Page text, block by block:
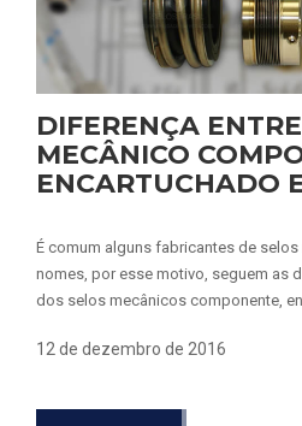
DIFERENÇA
MECÂNICO
ENCARTUCHADO
É comum alguns fabricantes de
nomes, por esse motivo, seguem as
dos selos mecânicos componente,
12 de dezembro de 2016